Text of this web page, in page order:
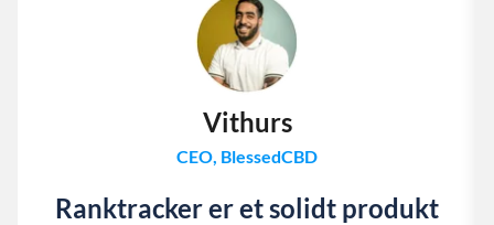
Vithurs
CEO, BlessedCBD
Ranktracker er et solidt produkt